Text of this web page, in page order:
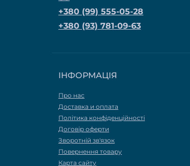
+380 (99) 555-05-28
+380 (93) 781-09-63
ІНФОРМАЦІЯ
Про нас
Доставка и оплата
Політика конфіденційності
Договір оферти
Зворотній зв'язок
Повернення товару
Карта сайту